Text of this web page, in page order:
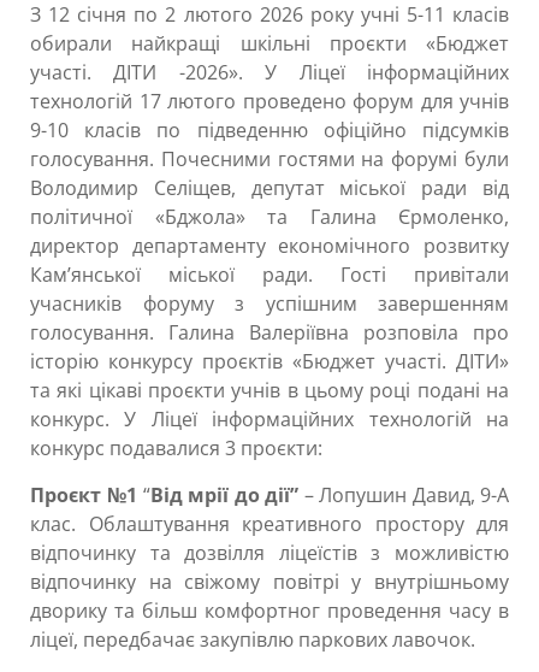
З 12 січня по 2 лютого 2026 року учні 5-11 класів
обирали найкращі шкільні проєкти «Бюджет
участі. ДІТИ -2026». У Ліцеї інформаційних
технологій 17 лютого проведено форум для учнів
9-10 класів по підведенню офіційно підсумків
голосування. Почесними гостями на форумі були
Володимир Селіщев, депутат міської ради від
політичної «Бджола» та Галина Єрмоленко,
директор департаменту економічного розвитку
Кам’янської міської ради. Гості привітали
учасників форуму з успішним завершенням
голосування. Галина Валеріївна розповіла про
історію конкурсу проєктів «Бюджет участі. ДІТИ»
та які цікаві проєкти учнів в цьому році подані на
конкурс. У Ліцеї інформаційних технологій на
конкурс подавалися 3 проєкти:
Проєкт №1 “Від мрії до дії” – Лопушин Давид, 9-А
клас. Облаштування креативного простору для
відпочинку та дозвілля ліцеїстів з можливістю
відпочинку на свіжому повітрі у внутрішньому
дворику та більш комфортног проведення часу в
ліцеї, передбачає закупівлю паркових лавочок.